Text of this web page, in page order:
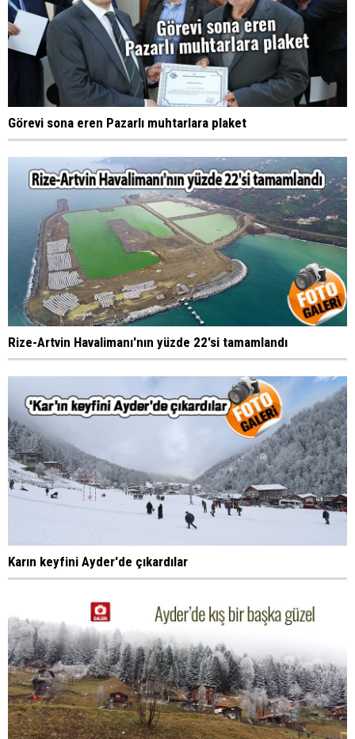
Görevi sona eren Pazarlı muhtarlara plaket
Rize-Artvin Havalimanı'nın yüzde 22'si tamamlandı
Karın keyfini Ayder'de çıkardılar